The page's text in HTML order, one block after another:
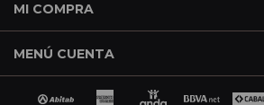
MI COMPRA
MENÚ CUENTA